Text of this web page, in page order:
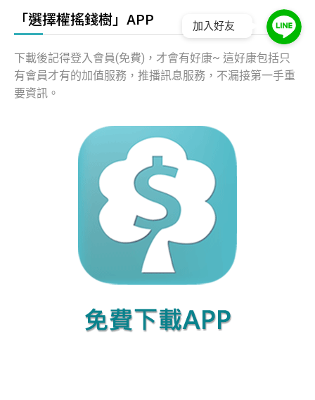
「選擇權搖錢樹」APP
下載後記得登入會員(免費)，才會有好康~ 這好康包括只
有會員才有的加值服務，推播訊息服務，不漏接第一手重
要資訊。
加入好友